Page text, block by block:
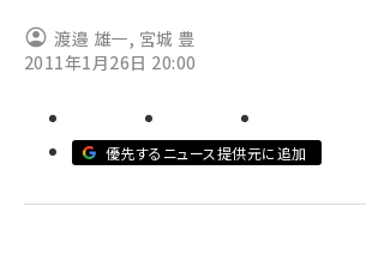
渡邉 雄一, 宮城 豊
2011年1月26日 20:00
優先するニュース提供元に追加